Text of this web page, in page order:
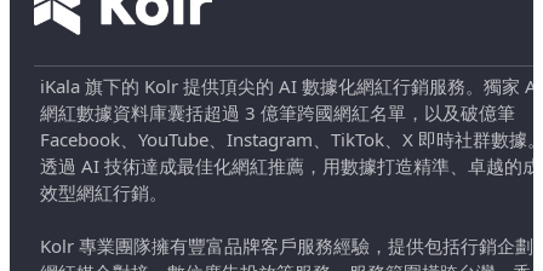
iKala 旗下的 Kolr 提供頂尖的 AI 數據化網紅行銷服務。獨家 AI
網紅數據資料庫囊括超過 3 億筆跨國網紅名單，以及破億筆
Facebook、YouTube、Instagram、TikTok、X 即時社群數據
透過 AI 技術達成最佳化網紅推薦，用數據打造精準、卓越的成
效型網紅行銷。
Kolr 專業團隊擁有豐富品牌客戶服務經驗，提供包括行銷企劃